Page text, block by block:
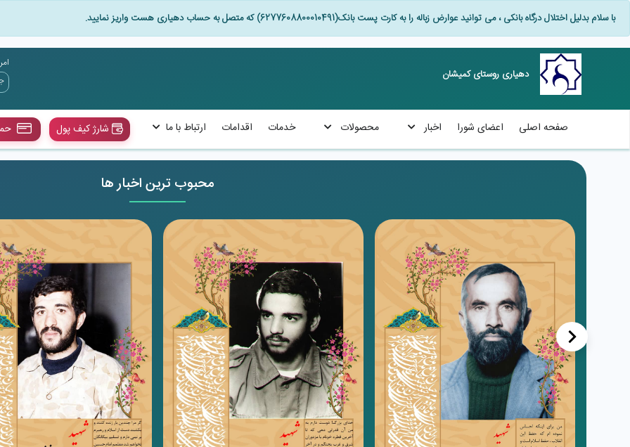
با سلام بدلیل اختلال درگاه بانکی ، می توانید عوارض زباله را به کارت پست بانک(6277608800010491) که متصل به حساب دهیاری هست واریز نمایید.
دهیاری روستای کمیشان
امروز : 16
صفحه اصلی اعضای شورا اخبار محصولات خدمات اقدامات ارتباط با ما شارژ کیف پول
محبوب ترین اخبار ها
<